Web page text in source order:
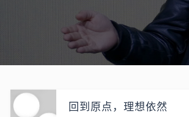
回到原点，理想依然